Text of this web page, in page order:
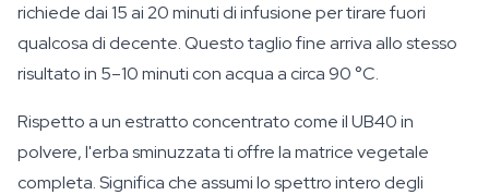
richiede dai 15 ai 20 minuti di infusione per tirare fuori
qualcosa di decente. Questo taglio fine arriva allo stesso
risultato in 5–10 minuti con acqua a circa 90 °C.
Rispetto a un estratto concentrato come il UB40 in
polvere, l'erba sminuzzata ti offre la matrice vegetale
completa. Significa che assumi lo spettro intero degli